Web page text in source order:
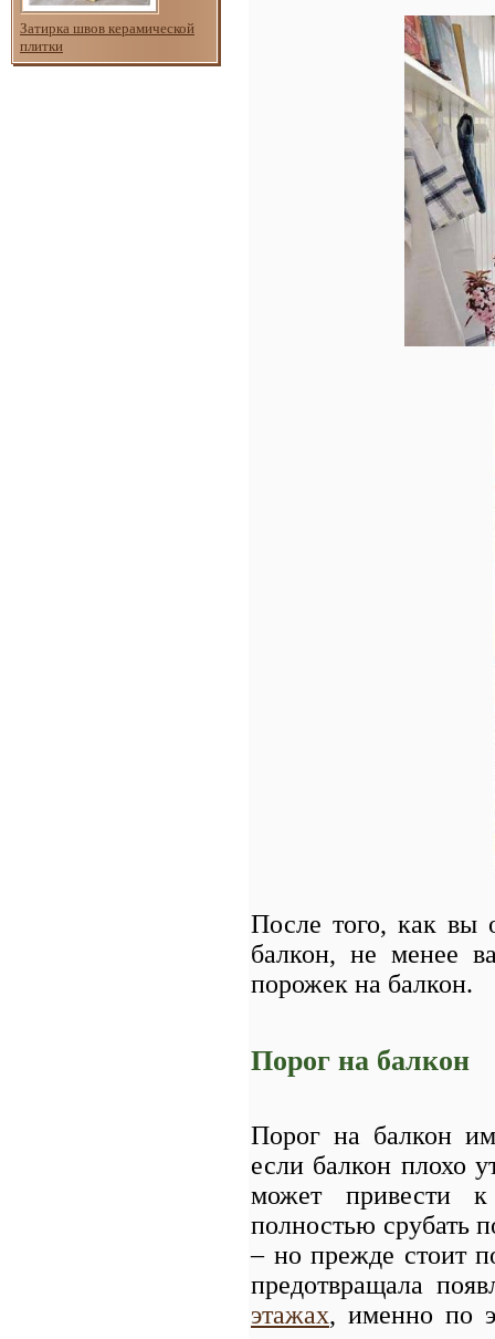
Затирка швов керамической
плитки
После того, как вы
балкон, не менее
порожек на балкон.
Порог на балкон
Порог на балкон
если балкон плохо
может привести к
полностью срубать
– но прежде стоит
предотвращала
этажах, именно по